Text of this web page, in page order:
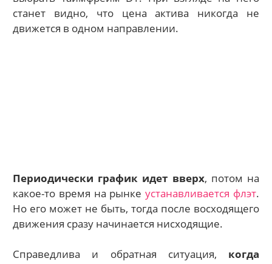
станет видно, что цена актива никогда не
движется в одном направлении.
Периодически график идет вверх, потом на
какое-то время на рынкеустанавливается флэт.
Но его может не быть, тогда после восходящего
движения сразу начинается нисходящие.
Справедлива и обратная ситуация, когда